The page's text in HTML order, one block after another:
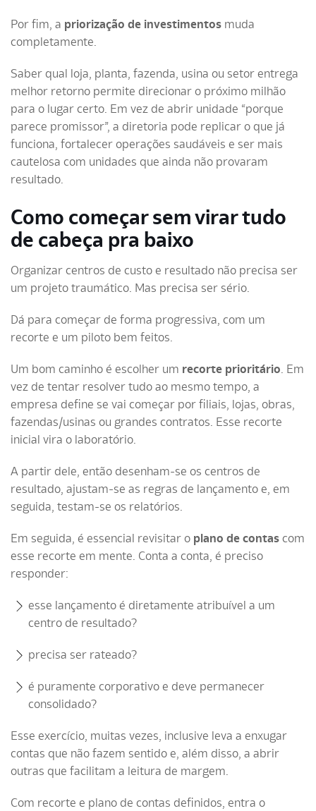
Por fim, a priorização de investimentos muda
completamente.
Saber qual loja, planta, fazenda, usina ou setor entrega
melhor retorno permite direcionar o próximo milhão
para o lugar certo. Em vez de abrir unidade “porque
parece promissor”, a diretoria pode replicar o que já
funciona, fortalecer operações saudáveis e ser mais
cautelosa com unidades que ainda não provaram
resultado.
Como começar sem virar tudo
de cabeça pra baixo
Organizar centros de custo e resultado não precisa ser
um projeto traumático. Mas precisa ser sério.
Dá para começar de forma progressiva, com um
recorte e um piloto bem feitos.
Um bom caminho é escolher um recorte prioritário . Em
vez de tentar resolver tudo ao mesmo tempo, a
empresa define se vai começar por filiais, lojas, obras,
fazendas/usinas ou grandes contratos. Esse recorte
inicial vira o laboratório.
A partir dele, então desenham-se os centros de
resultado, ajustam-se as regras de lançamento e, em
seguida, testam-se os relatórios.
Em seguida, é essencial revisitar o plano de contas com
esse recorte em mente. Conta a conta, é preciso
responder:
esse lançamento é diretamente atribuível a um
centro de resultado?
precisa ser rateado?
é puramente corporativo e deve permanecer
consolidado?
Esse exercício, muitas vezes, inclusive leva a enxugar
contas que não fazem sentido e, além disso, a abrir
outras que facilitam a leitura de margem.
Com recorte e plano de contas definidos, entra o